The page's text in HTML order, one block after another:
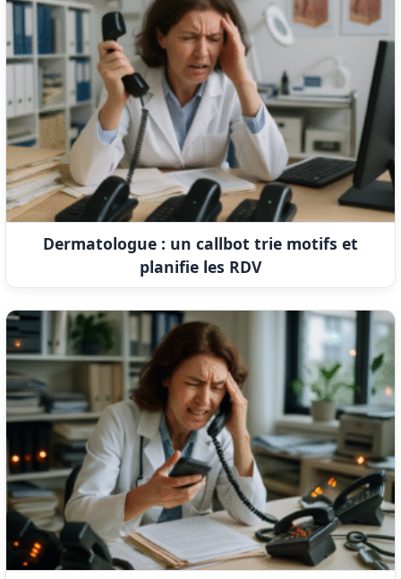
Dermatologue : un callbot trie motifs et
planifie les RDV